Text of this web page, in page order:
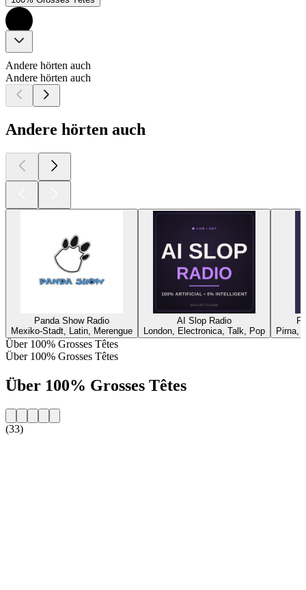
Andere hörten auch
Andere hörten auch
Andere hörten auch
Panda Show Radio
Mexiko-Stadt, Latin, Merengue
AI Slop Radio
London, Electronica, Talk, Pop
Pirna,
Über 100% Grosses Têtes
Über 100% Grosses Têtes
Über 100% Grosses Têtes
(33)